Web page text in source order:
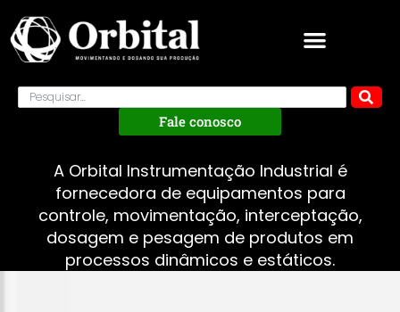
Fale conosco
A Orbital Instrumentação Industrial é
fornecedora de equipamentos para
controle, movimentação, interceptação,
dosagem e pesagem de produtos em
processos dinâmicos e estáticos.